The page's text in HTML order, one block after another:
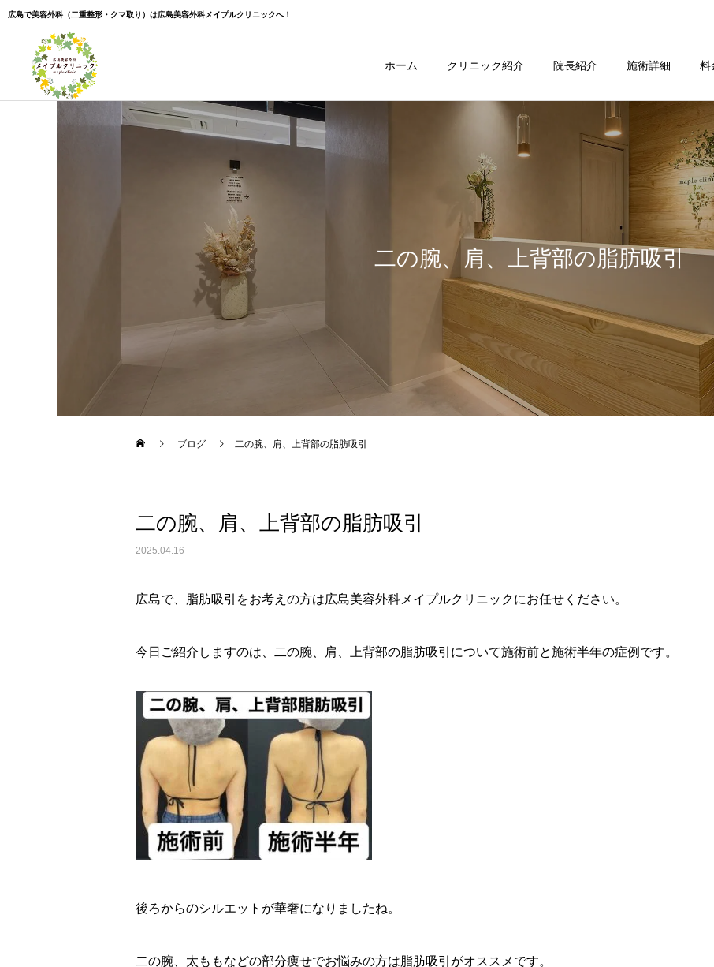
広島で美容外科（二重整形・クマ取り）は広島美容外科メイプルクリニックへ！
ホーム クリニック紹介 院長紹介 施術詳細 料
二の腕、肩、上背部の脂肪吸引
ブログ 二の腕、肩、上背部の脂肪吸引
二の腕、肩、上背部の脂肪吸引
2025.04.16
広島で、脂肪吸引をお考えの方は広島美容外科メイプルクリニックにお任せください。
今日ご紹介しますのは、二の腕、肩、上背部の脂肪吸引について施術前と施術半年の症例です。
後ろからのシルエットが華奢になりましたね。
二の腕、太ももなどの部分痩せでお悩みの方は脂肪吸引がオススメです。